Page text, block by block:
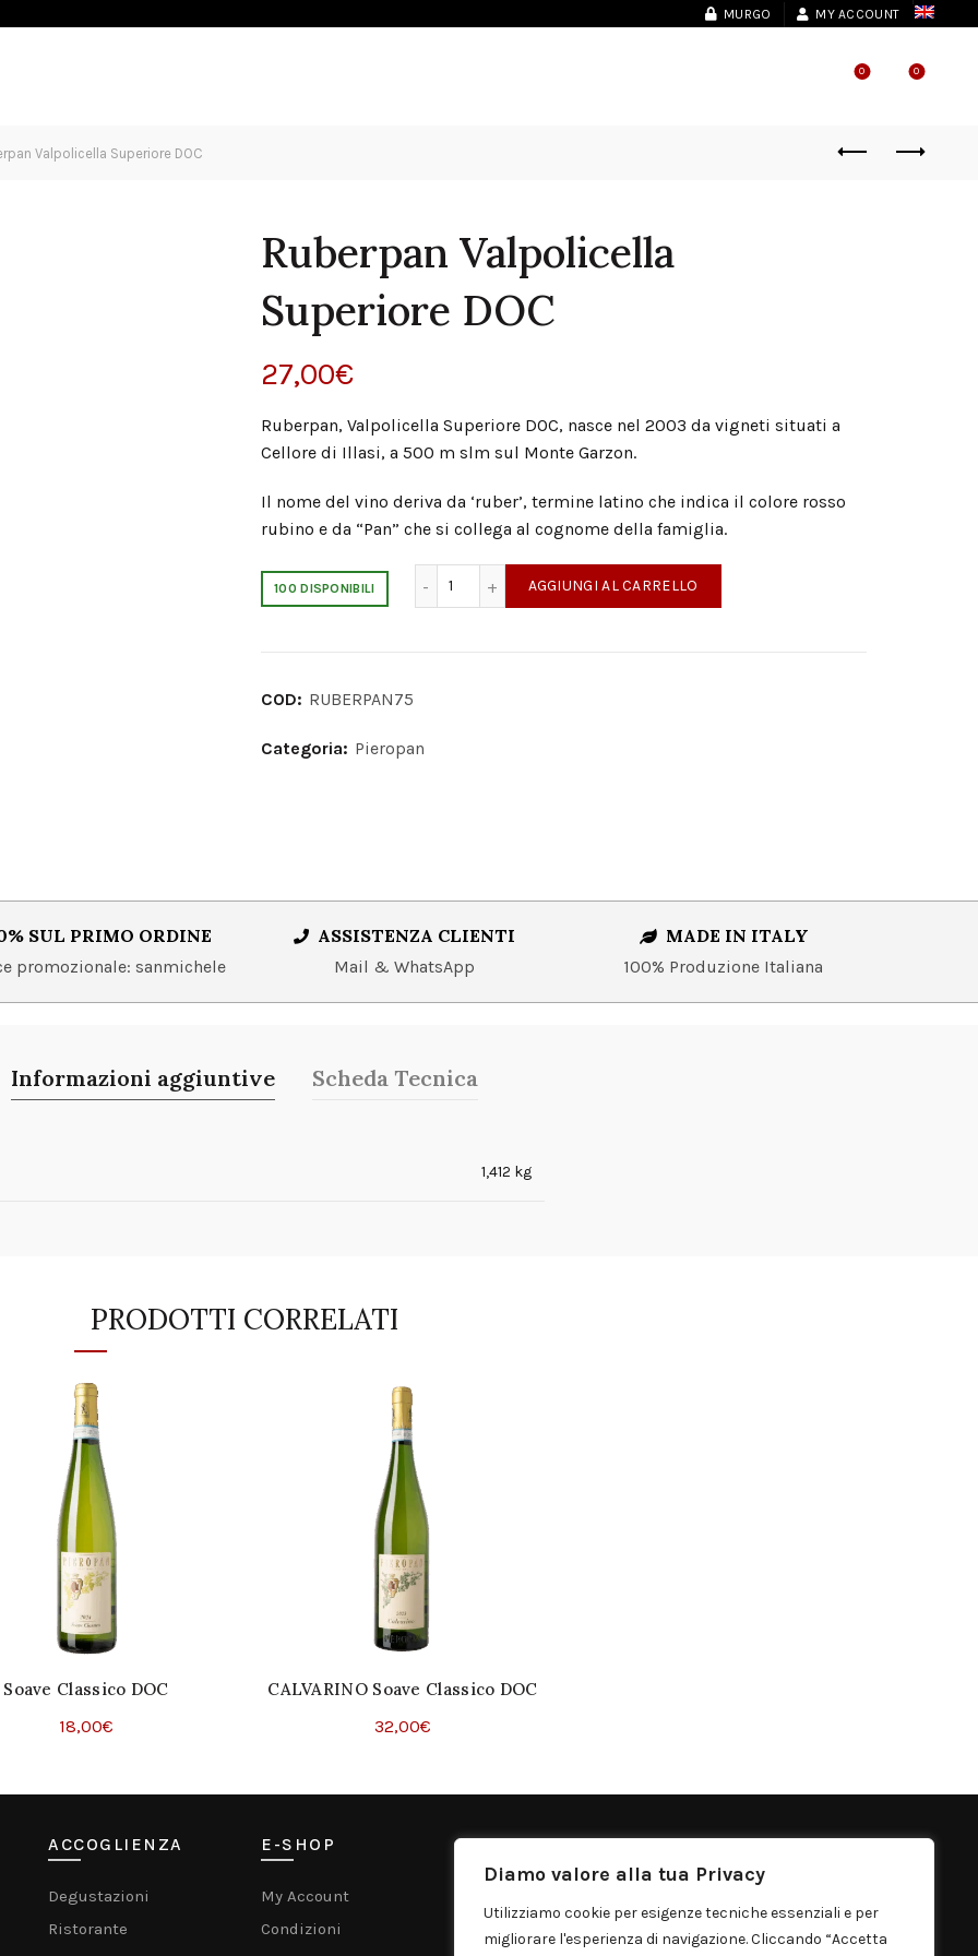
Diamo valore alla tua Privacy
Utilizziamo cookie per esigenze tecniche essenziali e per
migliorare l'esperienza di navigazione. Cliccando “Accetta
MURGO MY ACCOUNT
0 0
Valpolicella Superiore DOC
Ruberpan Valpolicella
Superiore DOC
27,00€
Ruberpan, Valpolicella Superiore DOC, nasce nel 2003 da vigneti situati a
Cellore di Illasi, a 500 m slm sul Monte Garzon.
Il nome del vino deriva da ‘ruber’, termine latino che indica il colore rosso
rubino e da “Pan” che si collega al cognome della famiglia.
100 DISPONIBILI AGGIUNGI AL CARRELLO
COD: RUBERPAN75
Categoria: Pieropan
SUL PRIMO ORDINE
promozionale: sanmichele
ASSISTENZA CLIENTI
Mail & WhatsApp
MADE IN ITALY
100% Produzione Italiana
Informazioni aggiuntive Scheda Tecnica
1,412 kg
PRODOTTI CORRELATI
Soave Classico DOC
18,00€
CALVARINO Soave Classico DOC
32,00€
ACCOGLIENZA
Degustazioni
Ristorante
E-SHOP
My Account
Condizioni
CONTATTI
Murgo Distribuzione S.r.l.
Via Zafferana, 13 Santa Venerina (CT) Italia